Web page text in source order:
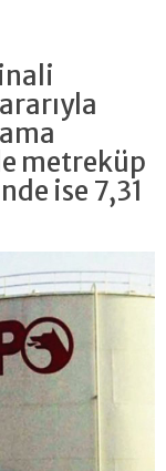
metreküp
ise 7,31